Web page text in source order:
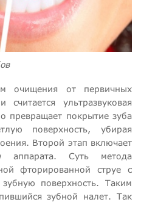
очищения от первичных
ультразвуковая
превращает покрытие зуба
поверхность, убирая
Второй этап включает
Суть метода
фторированной струе с
поверхность. Таким
зубной налет. Так